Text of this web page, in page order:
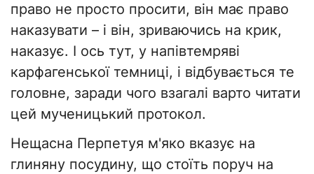
право не просто просити, він має право
наказувати – і він, зриваючись на крик,
наказує. І ось тут, у напівтемряві
карфагенської темниці, і відбувається те
головне, заради чого взагалі варто читати
цей мученицький протокол.
​Нещасна Перпетуя м'яко вказує на
глиняну посудину, що стоїть поруч на